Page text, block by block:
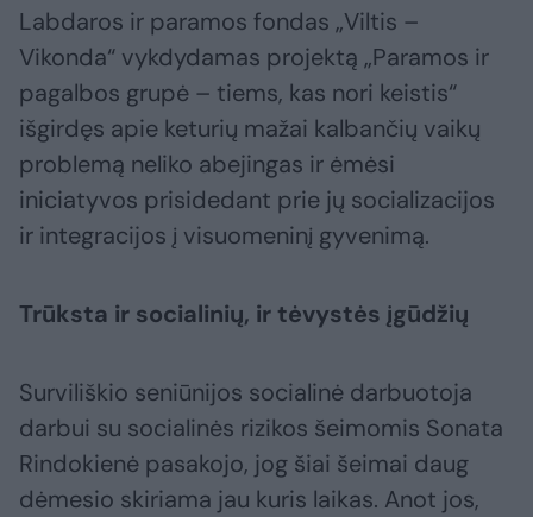
Labdaros ir paramos fondas „Viltis –
Vikonda“ vykdydamas projektą „Paramos ir
pagalbos grupė – tiems, kas nori keistis“
išgirdęs apie keturių mažai kalbančių vaikų
problemą neliko abejingas ir ėmėsi
iniciatyvos prisidedant prie jų socializacijos
ir integracijos į visuomeninį gyvenimą.
Trūksta ir socialinių, ir tėvystės įgūdžių
Surviliškio seniūnijos socialinė darbuotoja
darbui su socialinės rizikos šeimomis Sonata
Rindokienė pasakojo, jog šiai šeimai daug
dėmesio skiriama jau kuris laikas. Anot jos,